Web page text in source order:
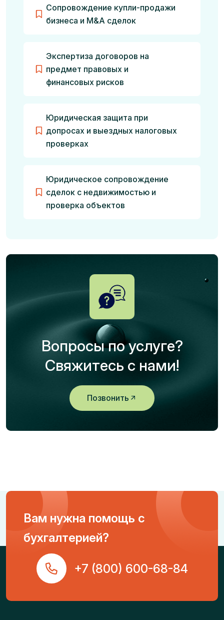
Сопровождение купли-продажи
бизнеса и M&A сделок
Экспертиза договоров на
предмет правовых и
финансовых рисков
Юридическая защита при
допросах и выездных налоговых
проверках
Юридическое сопровождение
сделок с недвижимостью и
проверка объектов
Вопросы по услуге?
Свяжитесь с нами!
Позвонить
Вам нужна помощь с
бухгалтерией?
+7 (800) 600-68-84